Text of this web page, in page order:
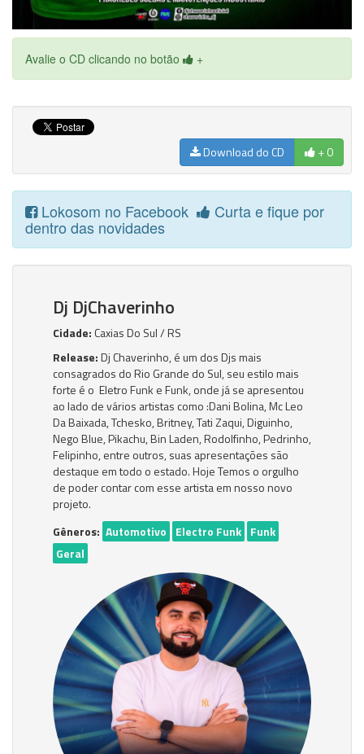
Avalie o CD clicando no botão +
Download do CD + 0
Lokosom no Facebook Curta e fique por
dentro das novidades
Dj DjChaverinho
Cidade: Caxias Do Sul / RS
Release:Dj Chaverinho, é um dos Djs mais
consagrados do Rio Grande do Sul, seu estilo mais
forte é o Eletro Funk e Funk, onde já se apresentou
ao lado de vários artistas como :Dani Bolina, Mc Leo
Da Baixada, Tchesko, Britney, Tati Zaqui, Diguinho,
Nego Blue, Pikachu, Bin Laden, Rodolfinho, Pedrinho,
Felipinho, entre outros, suas apresentações são
destaque em todo o estado. Hoje Temos o orgulho
de poder contar com esse artista em nosso novo
projeto.
Gêneros: Automotivo Electro Funk Funk
Geral